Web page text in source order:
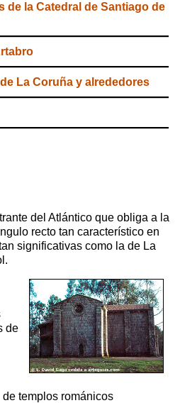
de la Catedral de Santiago de
La Coruña y alrededores
del Atlántico que obliga a la
recto tan característico en
significativas como la de La
de
templos románicos